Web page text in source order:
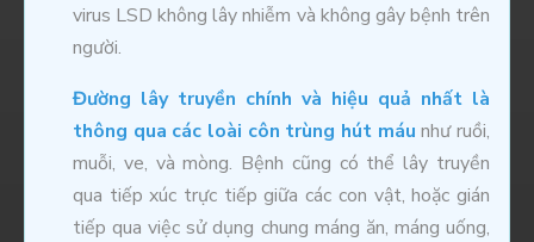
virus LSD không lây nhiễm và không gây bệnh trên
người.
Đường lây truyền chính và hiệu quả nhất là
thông qua các loài côn trùng hút máu như ruồi,
muỗi, ve, và mòng. Bệnh cũng có thể lây truyền
qua tiếp xúc trực tiếp giữa các con vật, hoặc gián
tiếp qua việc sử dụng chung máng ăn, máng uống,